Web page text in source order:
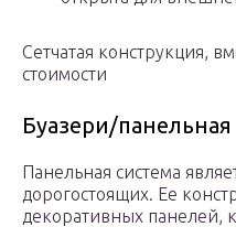
Сетчатая конструкция,
стоимости
Буазери/панельная
Панельная система
дорогостоящих. Ее
декоративных панелей,